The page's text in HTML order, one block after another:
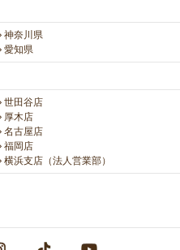
神奈川県
愛知県
世田谷店
厚木店
名古屋店
福岡店
横浜支店（法人営業部）